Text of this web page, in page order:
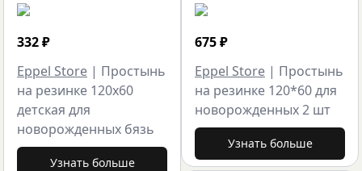
332₽
Eppel Store | Простынь
на резинке 120х60
детская для
новорожденных бязь
Узнать больше
675₽
Eppel Store | Простынь
на резинке 120*60 для
новорожденных 2 шт
Узнать больше